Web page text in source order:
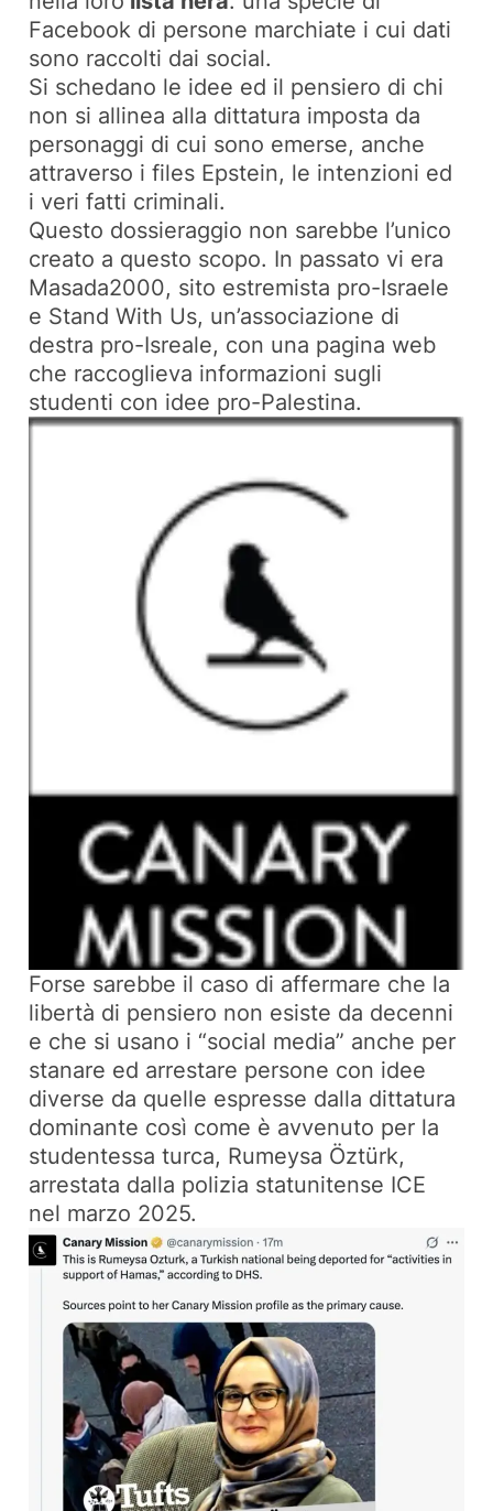
Facebook di persone marchiate i cui dati
sono raccolti dai social.
Si schedano le idee ed il pensiero di chi
non si allinea alla dittatura imposta da
personaggi di cui sono emerse, anche
attraverso i files Epstein, le intenzioni ed
i veri fatti criminali.
Questo dossieraggio non sarebbe l’unico
creato a questo scopo. In passatovi era
Masada2000, sito estremista pro-Israele
e Stand With Us, un’associazione di
destra pro-Isreale, con una pagina web
che raccoglieva informazioni sugli
studenti con idee pro-Palestina.
Forse sarebbe il caso di affermare che la
libertà di pensiero non esiste da decenni
e che si usano i “social media” anche per
stanare ed arrestare persone con idee
diverse da quelle espresse dalla dittatura
dominante così come è avvenuto per la
studentessa turca, Rumeysa Öztürk,
arrestata dalla polizia statunitense ICE
nel marzo 2025.